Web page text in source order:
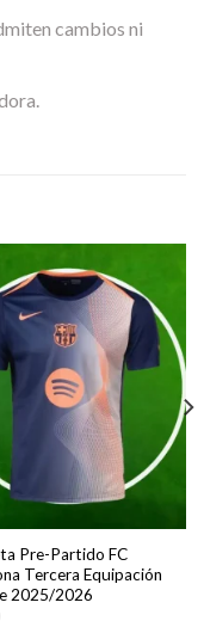
cambios ni
Pre-Partido FC
Tercera Equipación
2025/2026